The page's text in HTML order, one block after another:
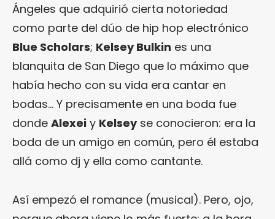
Ángeles que adquirió cierta notoriedad
como parte del dúo de hip hop electrónico
Blue Scholars; Kelsey Bulkin es una
blanquita de San Diego que lo máximo que
había hecho con su vida era cantar en
bodas… Y precisamente en una boda fue
donde Alexei y Kelseyse conocieron: era la
boda de un amigo en común, pero él estaba
allá como dj y ella como cantante.
Así empezó el romance (musical). Pero, ojo,